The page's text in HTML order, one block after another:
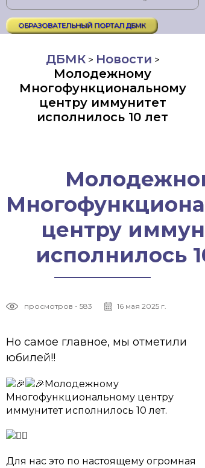
ОБРАЗОВАТЕЛЬНЫЙ ПОРТАЛ ДБМК
ДБМК> Новости >
Молодежному
Многофункциональному
центру иммунитет
исполнилось 10 лет
центру
исполнилось
просмотров - 583 16 мая 2025 г.
Но самое главное, мы отметили
юбилей!!
Молодежному
Многофункциональному центру
иммунитет исполнилось 10 лет.
Для нас это по настоящему огромная